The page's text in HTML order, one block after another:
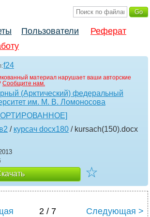
Пользователи
Реферат
f24
материал нарушает ваши авторские
Сообщите нам.
(Арктический) федеральный
им. М. В. Ломоносова
/ курсач docx180 / kursach(150).docx
☆
2 / 7 Следующая >